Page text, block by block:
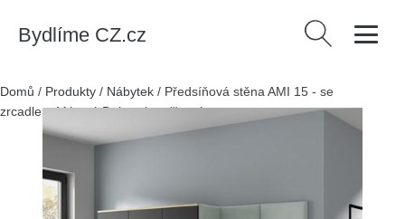
Bydlíme CZ.cz Vyhledávání
Domů / Produkty / Nábytek / Předsíňová stěna AMI 15 - se
zrcadlem Mátová Dub artisan/černá